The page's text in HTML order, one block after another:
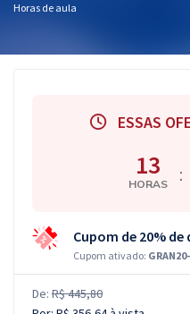
Horas de aula
ESSAS
13
HORAS :
Cupom de 20%
Cupom ativado:
De: R$ 445,80